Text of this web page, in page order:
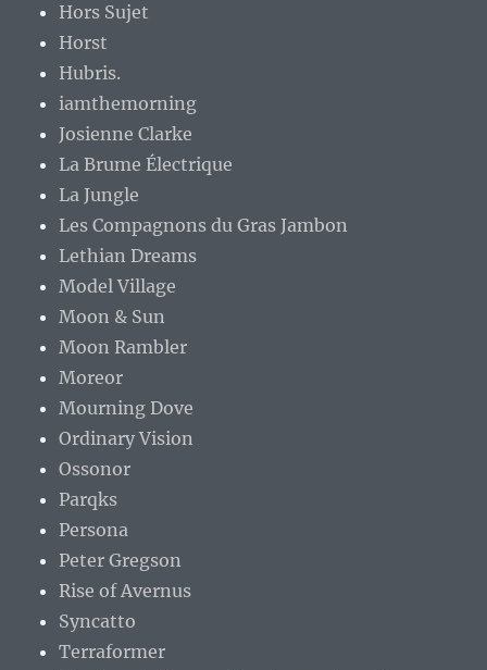
Hors Sujet
Horst
Hubris.
iamthemorning
Josienne Clarke
La Brume Électrique
La Jungle
Les Compagnons du Gras Jambon
Lethian Dreams
Model Village
Moon & Sun
Moon Rambler
Moreor
Mourning Dove
Ordinary Vision
Ossonor
Parqks
Persona
Peter Gregson
Rise of Avernus
Syncatto
Terraformer